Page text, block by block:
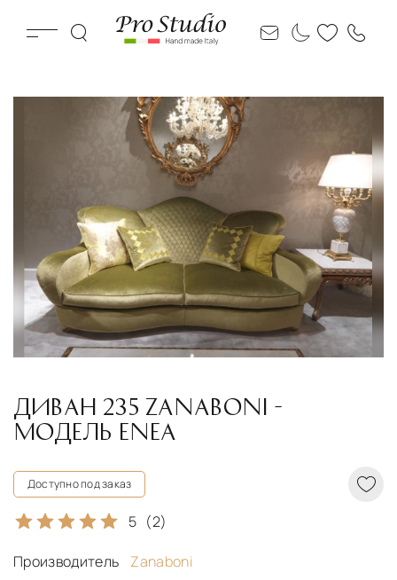
ДИВАН 235 ZANABONI -
МОДЕЛЬ ENEA
Доступно под заказ
5 (2)
Производитель
Zanaboni